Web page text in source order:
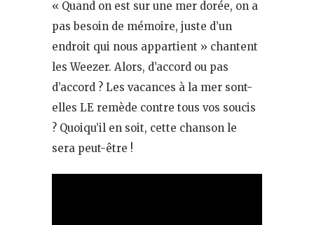
« Quand on est sur une mer dorée, on a
pas besoin de mémoire, juste d’un
endroit qui nous appartient » chantent
les Weezer. Alors, d’accord ou pas
d’accord ? Les vacances à la mer sont-
elles LE remède contre tous vos soucis
? Quoiqu’il en soit, cette chanson le
sera peut-être !